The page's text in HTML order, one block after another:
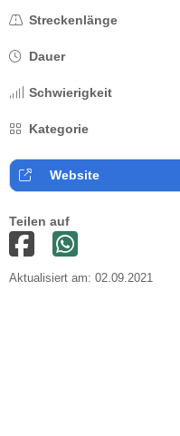
Streckenlänge
Dauer
Schwierigkeit
Kategorie
Website
Teilen auf
Aktualisiert am: 02.09.2021